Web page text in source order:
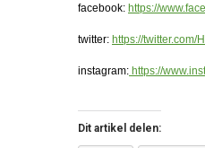
facebook: https://
twitter: https://twitter.com/
instagram: https://
Dit artikel delen: